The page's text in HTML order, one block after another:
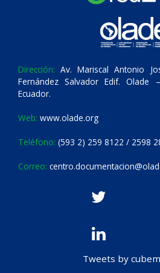
Dirección: Av. Mariscal Antonio
Fernández Salvador Edif.
Ecuador.
Web: www.olade.org
Teléfono: (593 2) 259 8122 / 2598
Correo:
Tweets by